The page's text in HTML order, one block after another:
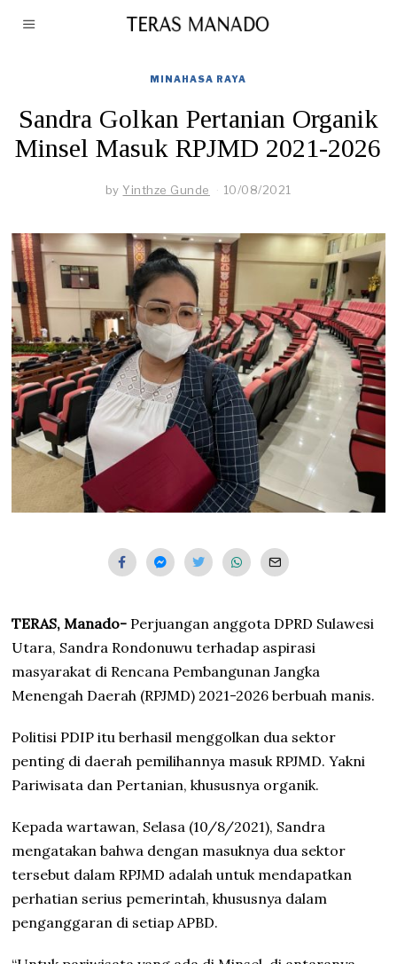
MINAHASA RAYA
Sandra Golkan Pertanian Organik
Minsel Masuk RPJMD 2021-2026
by Yinthze Gunde 10/08/2021
TERAS, Manado- Perjuangan anggota DPRD Sulawesi
Utara, Sandra Rondonuwu terhadap aspirasi
masyarakat di Rencana Pembangunan Jangka
Menengah Daerah (RPJMD) 2021-2026 berbuah manis.
Politisi PDIP itu berhasil menggolkan dua sektor
penting di daerah pemilihannya masuk RPJMD. Yakni
Pariwisata dan Pertanian, khususnya organik.
Kepada wartawan, Selasa (10/8/2021), Sandra
mengatakan bahwa dengan masuknya dua sektor
tersebut dalam RPJMD adalah untuk mendapatkan
perhatian serius pemerintah, khususnya dalam
penganggaran di setiap APBD.